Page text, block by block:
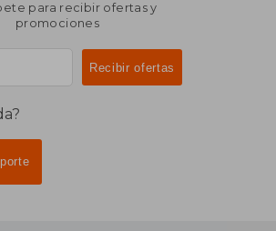
para recibir ofertas y
promociones